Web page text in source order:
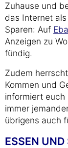
Zuhause und
das Internet
Sparen: Auf
Anzeigen zu
fündig.
Zudem
Kommen und
informiert euch
immer
übrigens auch
ESSEN